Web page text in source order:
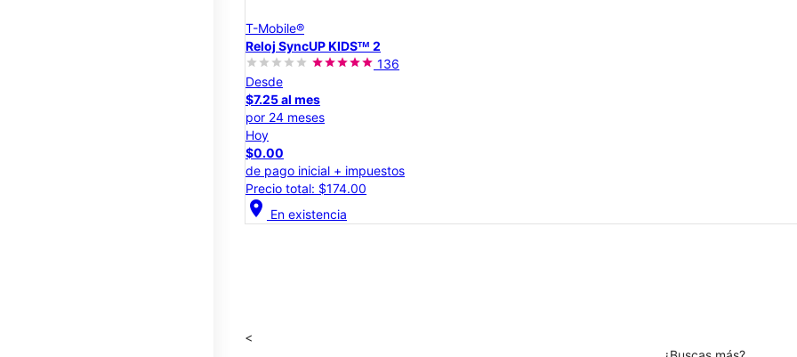
T-Mobile®
Reloj SyncUP KIDSᵀᴹ 2
136
Desde
$7.25 al mes
por 24 meses
Hoy
$0.00
de pago inicial + impuestos
Precio total: $174.00
location_on En existencia
<